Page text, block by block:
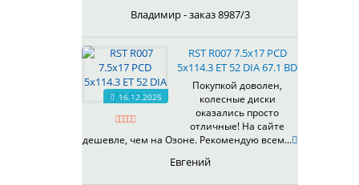
423
426
428
429
430
433
98
98,1
Владимир - заказ 8987/3
16.12.2025
RST R007 7.5x17 PCD
5x114.3 ET 52 DIA 67.1 BD
Покупкой доволен,
колесные диски
оказались просто
отличные! На сайте
дешевле, чем на Озоне. Рекомендую всем...
Евгений